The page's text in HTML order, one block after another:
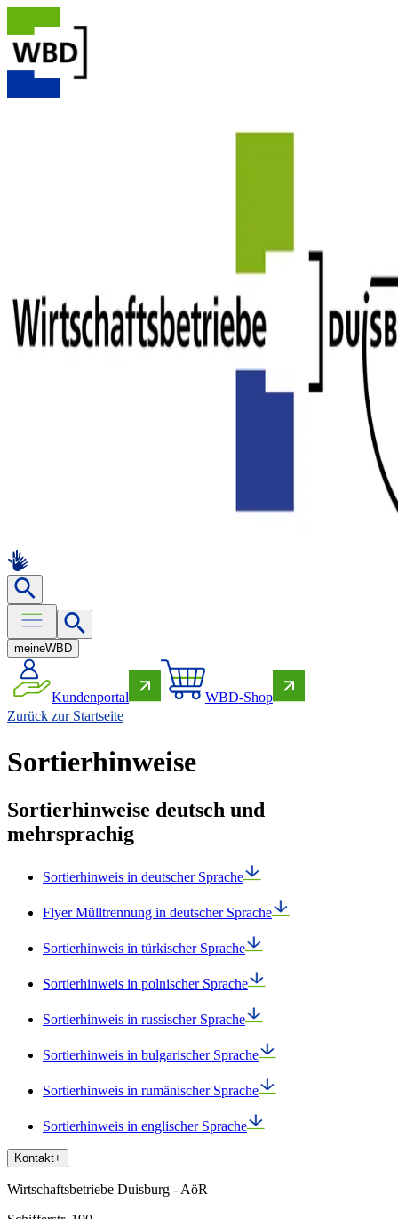
meineWBD
Kundenportal
WBD-Shop
Zurück zur Startseite
Sortierhinweise
Sortierhinweise deutsch und
mehrsprachig
Sortierhinweis in deutscher Sprache
Flyer Mülltrennung in deutscher Sprache
Sortierhinweis in türkischer Sprache
Sortierhinweis in polnischer Sprache
Sortierhinweis in russischer Sprache
Sortierhinweis in bulgarischer Sprache
Sortierhinweis in rumänischer Sprache
Sortierhinweis in englischer Sprache
Kontakt+
Wirtschaftsbetriebe Duisburg - AöR